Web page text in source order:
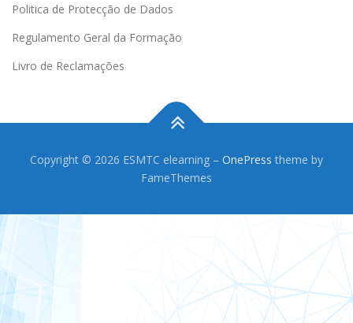
Politica de Protecção de Dados
Regulamento Geral da Formação
Livro de Reclamações
Copyright © 2026 ESMTC elearning – OnePress theme by
FameThemes